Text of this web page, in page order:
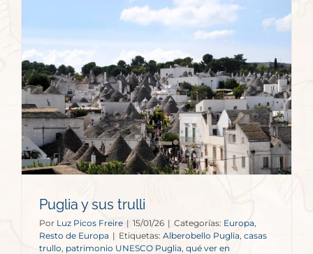
Puglia y sus trulli
Por Luz Picos Freire | 15/01/26 | Categorías: Europa,
Resto de Europa | Etiquetas: Alberobello Puglia, casas
trullo, patrimonio UNESCO Puglia qué ver en